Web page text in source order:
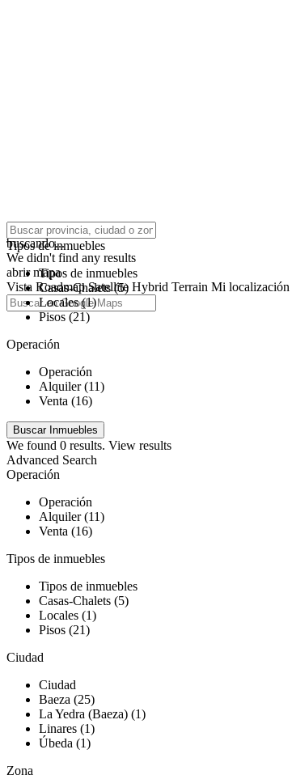
click to enable zoom
buscando...
We didn't find any results
abrir mapa
Vista Roadmap Satellite Hybrid Terrain Mi localización
Tipos de inmuebles
Tipos de inmuebles
Casas-Chalets (5)
Locales (1)
Pisos (21)
Operación
Operación
Alquiler (11)
Venta (16)
We found 0 results. View results
Advanced Search
Operación
Operación
Alquiler (11)
Venta (16)
Tipos de inmuebles
Tipos de inmuebles
Casas-Chalets (5)
Locales (1)
Pisos (21)
Ciudad
Ciudad
Baeza (25)
La Yedra (Baeza) (1)
Linares (1)
Úbeda (1)
Zona